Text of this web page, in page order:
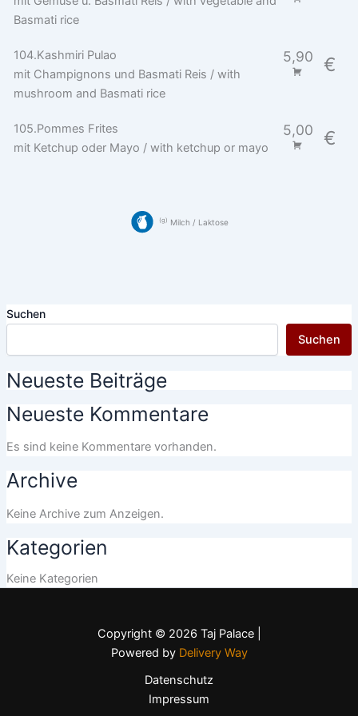
Basmati rice
104.Kashmiri Pulao 5,90 €
mit Champignons und Basmati Reis / with
mushroom and Basmati rice
105.Pommes Frites 5,00 €
mit Ketchup oder Mayo / with ketchup or mayo
g Milch / Laktose
Suchen
Suchen
Neueste Beiträge
Neueste Kommentare
Es sind keine Kommentare vorhanden.
Archive
Keine Archive zum Anzeigen.
Kategorien
Keine Kategorien
Copyright © 2026 Taj Palace |
Powered by Delivery Way
Datenschutz
Impressum